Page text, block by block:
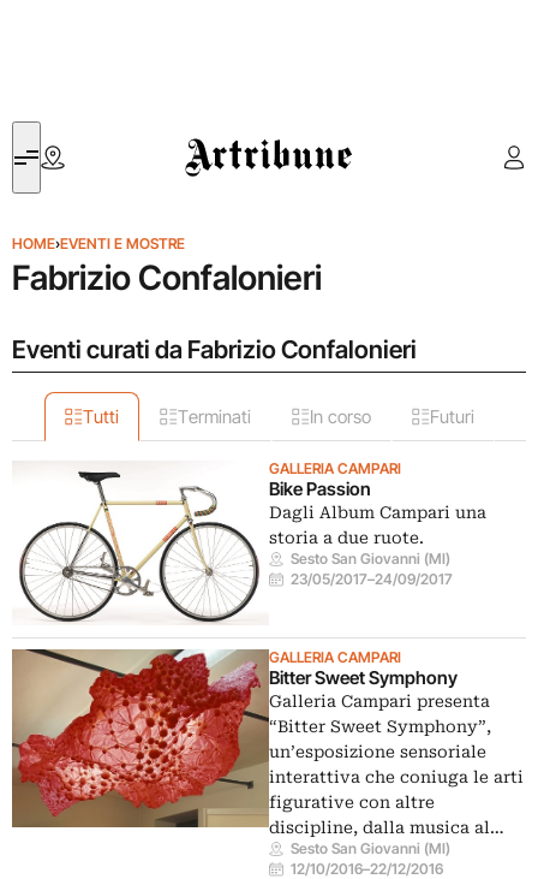
Artribune
HOME›EVENTI E MOSTRE
Fabrizio Confalonieri
Eventi curati da Fabrizio Confalonieri
Tutti Terminati In corso Futuri
GALLERIA CAMPARI
Bike Passion
Dagli Album Campari una
storia a due ruote.
Sesto San Giovanni (MI)
23/05/2017–24/09/2017
GALLERIA CAMPARI
Bitter Sweet Symphony
Galleria Campari presenta
“Bitter Sweet Symphony”,
un’esposizione sensoriale
interattiva che coniuga le arti
figurative con altre
discipline, dalla musica al…
Sesto San Giovanni (MI)
12/10/2016–22/12/2016